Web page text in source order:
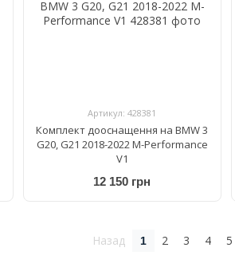
Артикул: 428381
Комплект дооснащення на BMW 3
G20, G21 2018-2022 M-Performance
V1
12 150 грн
Назад 1 2 3 4 5